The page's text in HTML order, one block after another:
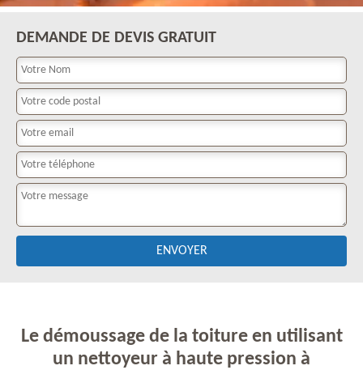
DEMANDE DE DEVIS GRATUIT
Le démoussage de la toiture en utilisant
un nettoyeur à haute pression à